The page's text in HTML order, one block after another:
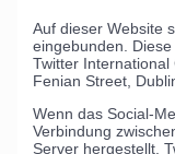
Auf dieser Website
eingebunden.
Twitter International
Fenian Street,
Wenn das Social-
Verbindung
Server hergestellt.